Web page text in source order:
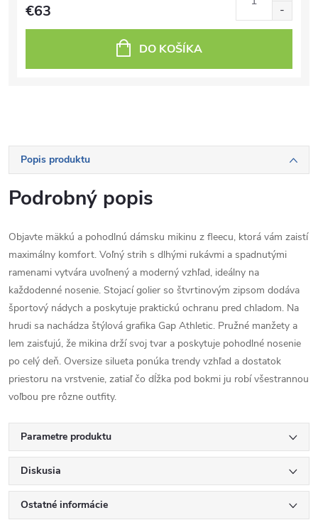
€63
DO KOŠÍKA
Popis produktu
Podrobný popis
Objavte mäkkú a pohodlnú dámsku mikinu z fleecu, ktorá vám zaistí
maximálny komfort. Voľný strih s dlhými rukávmi a spadnutými
ramenami vytvára uvoľnený a moderný vzhľad, ideálny na
každodenné nosenie. Stojací golier so štvrtinovým zipsom dodáva
športový nádych a poskytuje praktickú ochranu pred chladom. Na
hrudi sa nachádza štýlová grafika Gap Athletic. Pružné manžety a
lem zaisťujú, že mikina drží svoj tvar a poskytuje pohodlné nosenie
po celý deň. Oversize silueta ponúka trendy vzhľad a dostatok
priestoru na vrstvenie, zatiaľ čo dĺžka pod bokmi ju robí všestrannou
voľbou pre rôzne outfity.
Parametre produktu
Diskusia
Ostatné informácie